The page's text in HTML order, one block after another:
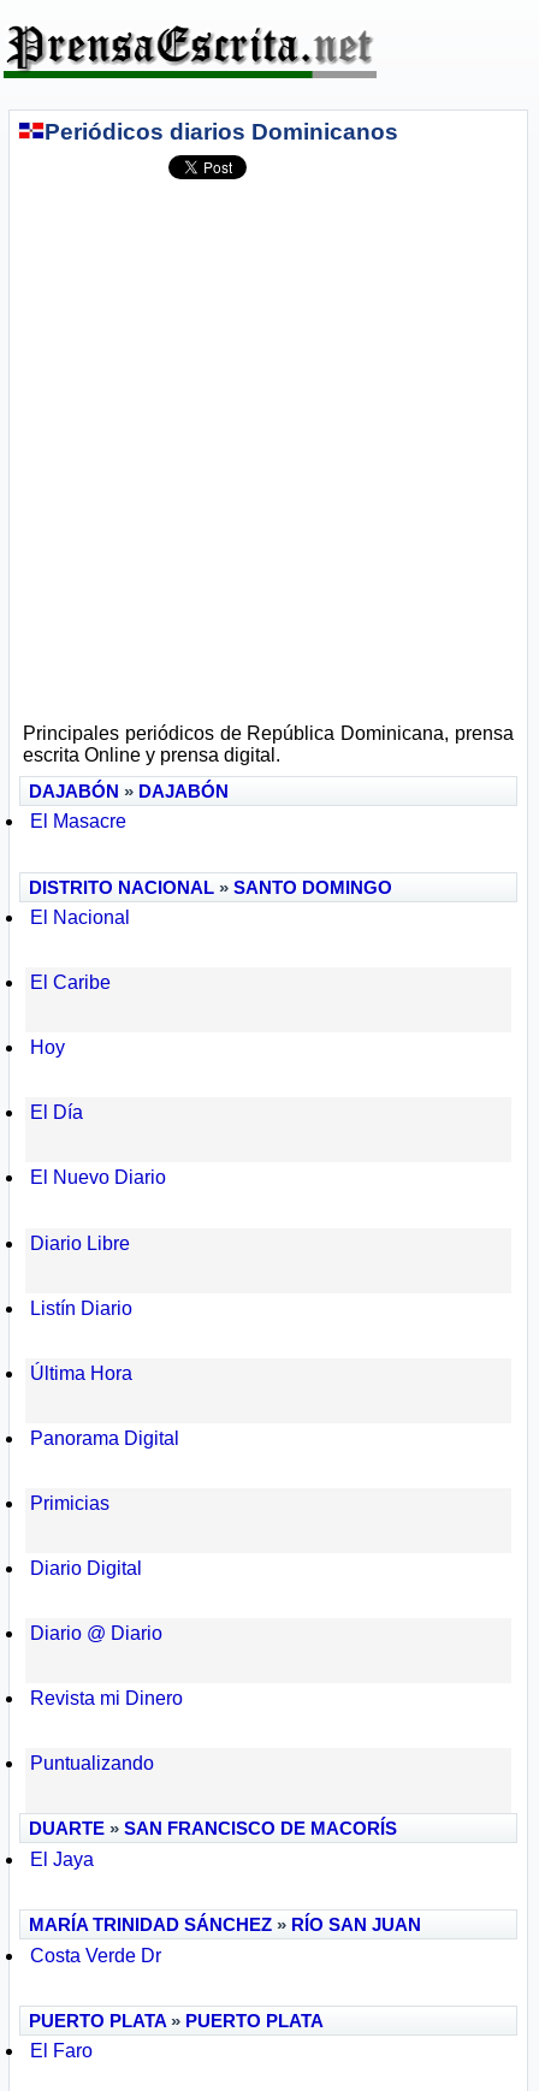
Periódicos diarios Dominicanos
Principales periódicos de República Dominicana, prensa
escrita Online y prensa digital.
DAJABÓN » DAJABÓN
El Masacre
DISTRITO NACIONAL »SANTO DOMINGO
El Nacional
El Caribe
Hoy
El Día
El Nuevo Diario
Diario Libre
Listín Diario
Última Hora
Panorama Digital
Primicias
Diario Digital
Diario @ Diario
Revista mi Dinero
Puntualizando
DUARTE »SAN FRANCISCO DE MACORÍS
El Jaya
MARÍA TRINIDAD SÁNCHEZ » RÍO SAN JUAN
Costa Verde Dr
PUERTO PLATA » PUERTO PLATA
El Faro